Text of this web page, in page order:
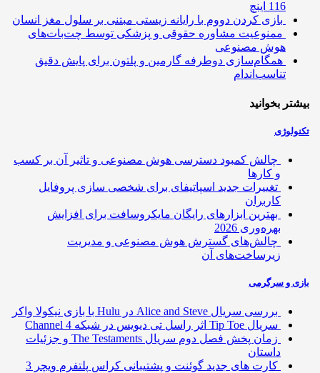
بازی کردن دووم با رایانه زیستی مبتنی بر سلول مغز انسان
ممنوعیت مشاوره حقوقی و پزشکی توسط چت‌بات‌های
هوش مصنوعی
همگام‌سازی دوطرفه گارمین و پلتون برای پایش دقیق
تناسب‌اندام
بخوانید
چالش کمبود دسترسی هوش مصنوعی و تاثیر آن بر کسب
و کارها
تغییرات جدید اسپاتیفای برای شخصی سازی پروفایل
کاربران
بهترین ابزارهای رایگان مایکروسافت برای افزایش
بهره‌وری 2026
چالش‌های گسترش هوش مصنوعی و مدیریت
زیرساخت‌های آن
و سرگرمی
بررسی سریال Alice and Steve در Hulu با بازی نیکولا واکر
سریال Tip Toe اثر راسل تی دیویس در شبکه Channel 4
زمان پخش فصل دوم سریال The Testaments و جزئیات
داستان
کارت های جدید گوئنت و پشتیبانی کراس پلتفرم ویچر 3